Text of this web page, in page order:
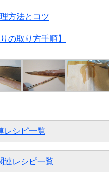
方法とコツ
の取り方手順】
レシピ一覧
連レシピ一覧